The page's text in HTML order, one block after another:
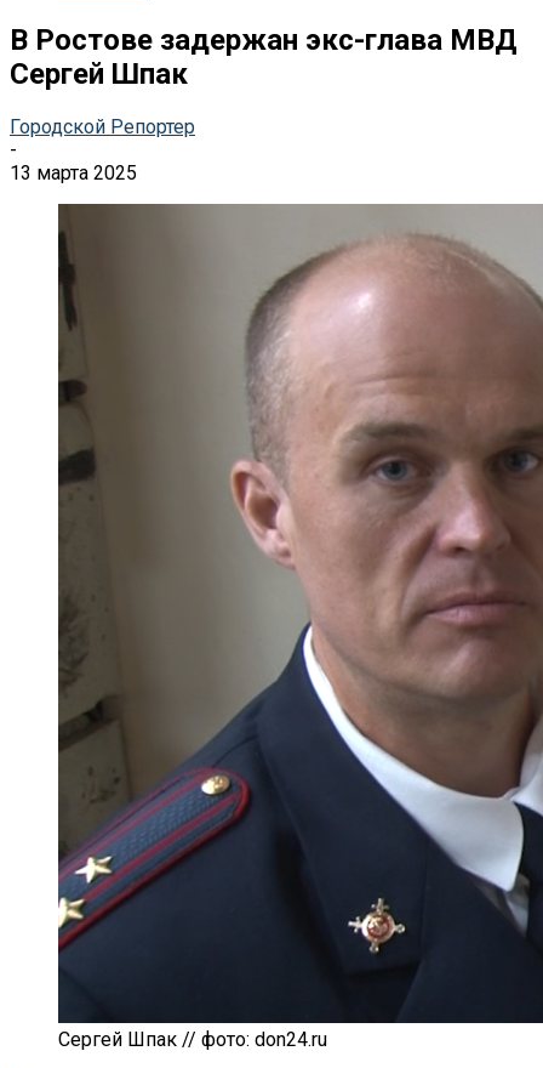
В Ростове задержан экс-глава МВД
Сергей Шпак
Городской Репортер
-
13 марта 2025
Сергей Шпак // фото: don24.ru